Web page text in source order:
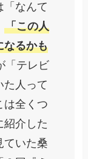
「なんて
「この人
なるかも
「テレビ
た人って
は全くつ
紹介した
ていた桑